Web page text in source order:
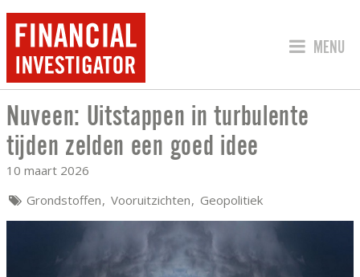
SPRING
MENU
NUVEEN: UITSTAPPEN IN
Nuveen: Uitstappen in turbulente
tijden zelden een goed idee
10 maart 2026
Grondstoffen Vooruitzichten Geopolitiek